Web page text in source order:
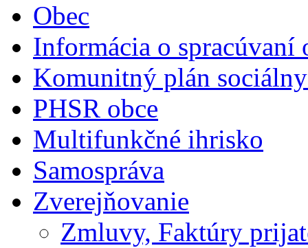
Obec
Informácia o spracúvaní
Komunitný plán
PHSR obce
Multifunkčné ihrisko
Samospráva
Zverejňovanie
Zmluvy, Faktúry